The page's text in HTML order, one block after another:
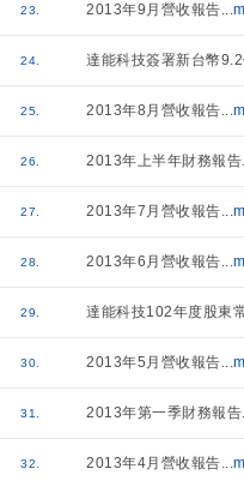
23. 2013年9月營收報告...
24. 達能科技簽署新台幣
25. 2013年8月營收報告...
26. 2013年上半年財務報告
27. 2013年7月營收報告...
28. 2013年6月營收報告...
29. 達能科技102年度股東
30. 2013年5月營收報告...
31. 2013年第一季財務報告
32. 2013年4月營收報告...